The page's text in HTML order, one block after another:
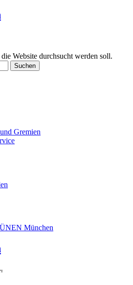
Website durchsucht werden soll.
Suchen
Gremien